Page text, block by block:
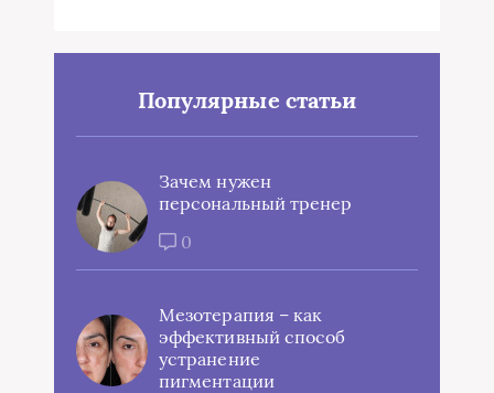
Популярные статьи
Зачем нужен
персональный тренер
0
Мезотерапия – как
эффективный способ
устранение
пигментации